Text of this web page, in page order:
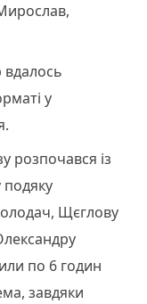
у
розпочався із
подяку
Щєглову
по 6 годин
завдяки